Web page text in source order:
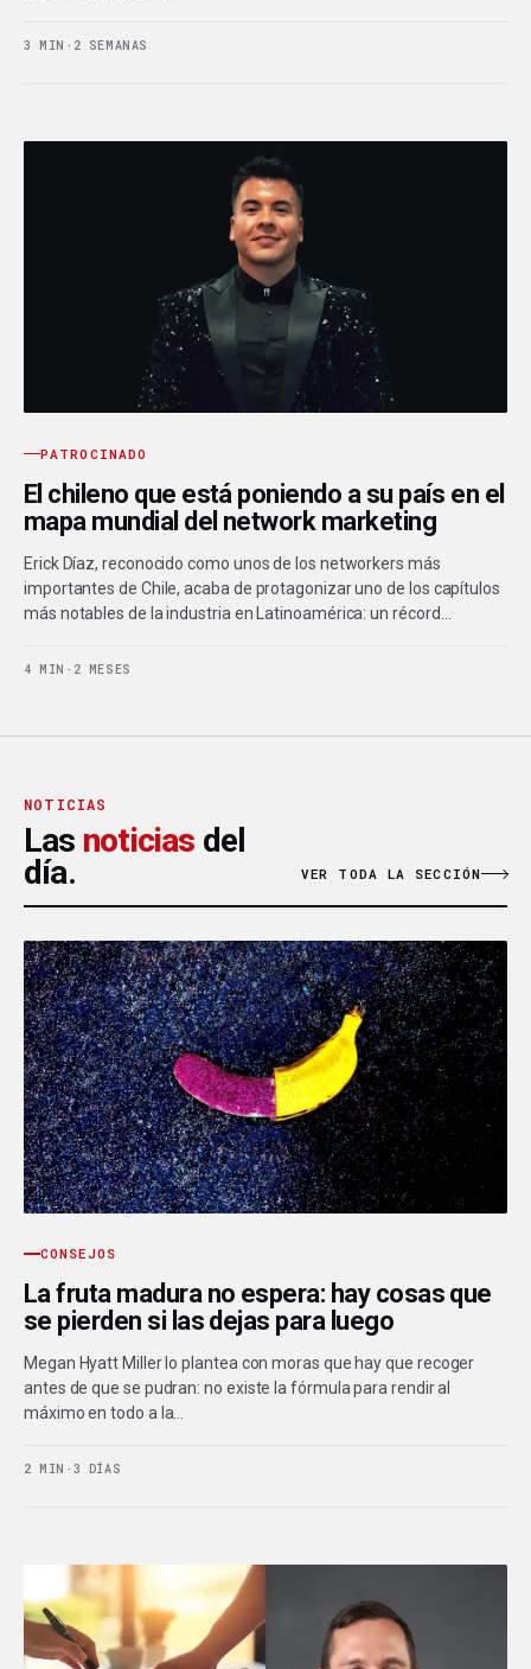
3 MIN · 2 SEMANAS
PATROCINADO
El chileno que está poniendo a su país en el
mapa mundial del network marketing
Erick Díaz, reconocido como unos de los networkers más
importantes de Chile, acaba de protagonizar uno de los capítulos
más notables de la industria en Latinoamérica: un récord…
4 MIN · 2 MESES
NOTICIAS
Las noticias del
día.
VER TODA LA SECCIÓN
CONSEJOS
La fruta madura no espera: hay cosas que
se pierden si las dejas para luego
Megan Hyatt Miller lo plantea con moras que hay que recoger
antes de que se pudran: no existe la fórmula para rendir al
máximo en todo a la…
2 MIN · 3 DÍAS